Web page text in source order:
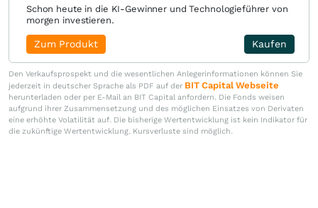
Schon heute in die KI-Gewinner und Technologieführer von
morgen investieren.
Kaufen
Zum Produkt
Den Verkaufsprospekt und die wesentlichen Anlegerinformationen können Sie
jederzeit in deutscher Sprache als PDF auf der BIT Capital Webseite
herunterladen oder per E-Mail an BIT Capital anfordern. Die Fonds weisen
aufgrund ihrer Zusammensetzung und des möglichen Einsatzes von Derivaten
eine erhöhte Volatilität auf. Die bisherige Wertentwicklung ist kein Indikator für
die zukünftige Wertentwicklung. Kursverluste sind möglich.